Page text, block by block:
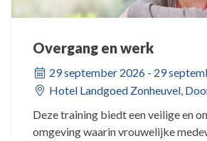
Overgang en werk
29 september 2026 - 29
Hotel Landgoed Zonheuvel,
Deze training biedt een veilige en
omgeving waarin vrouwelijke